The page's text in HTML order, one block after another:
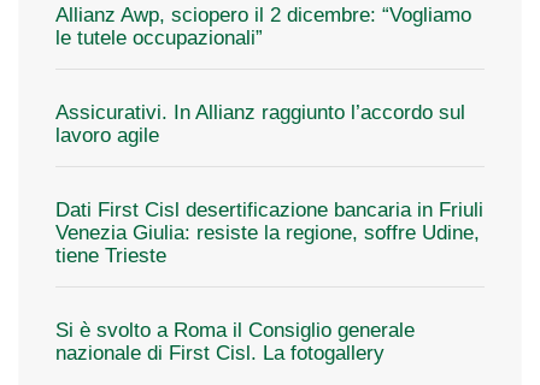
Allianz Awp, sciopero il 2 dicembre: “Vogliamo
le tutele occupazionali”
Assicurativi. In Allianz raggiunto l’accordo sul
lavoro agile
Dati First Cisl desertificazione bancaria in Friuli
Venezia Giulia: resiste la regione, soffre Udine,
tiene Trieste
Si è svolto a Roma il Consiglio generale
nazionale di First Cisl. La fotogallery